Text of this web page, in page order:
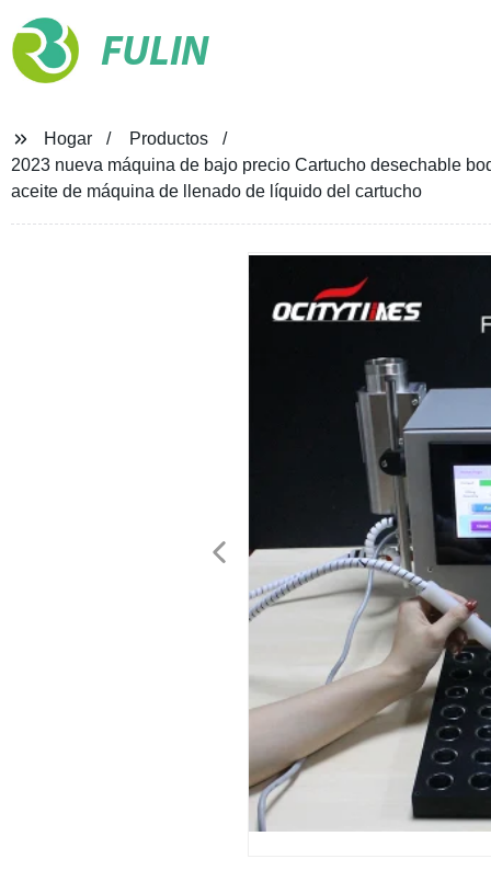
FULIN
Hogar
Productos
2023 nueva máquina de bajo precio Cartucho desechable
aceite de máquina de llenado de líquido del cartucho